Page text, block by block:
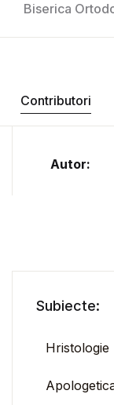
Biserica
Contributori
Autor:
Subiecte:
Hristologie